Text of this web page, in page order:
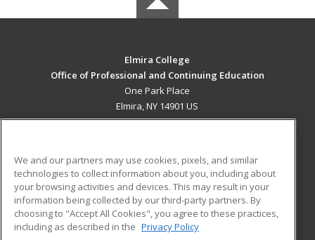
Elmira College
Office of Professional and Continuing Education
One Park Place
Elmira, NY 14901 US
ADDITIONAL RESOURCES
Military
Financial Assistance
Help
Student Blog
We and our partners may use cookies, pixels, and similar
technologies to collect information about you, including about
your browsing activities and devices. This may result in your
information being collected by our third-party partners. By
choosing to "Accept All Cookies", you agree to these practices,
including as described in the Privacy Policy